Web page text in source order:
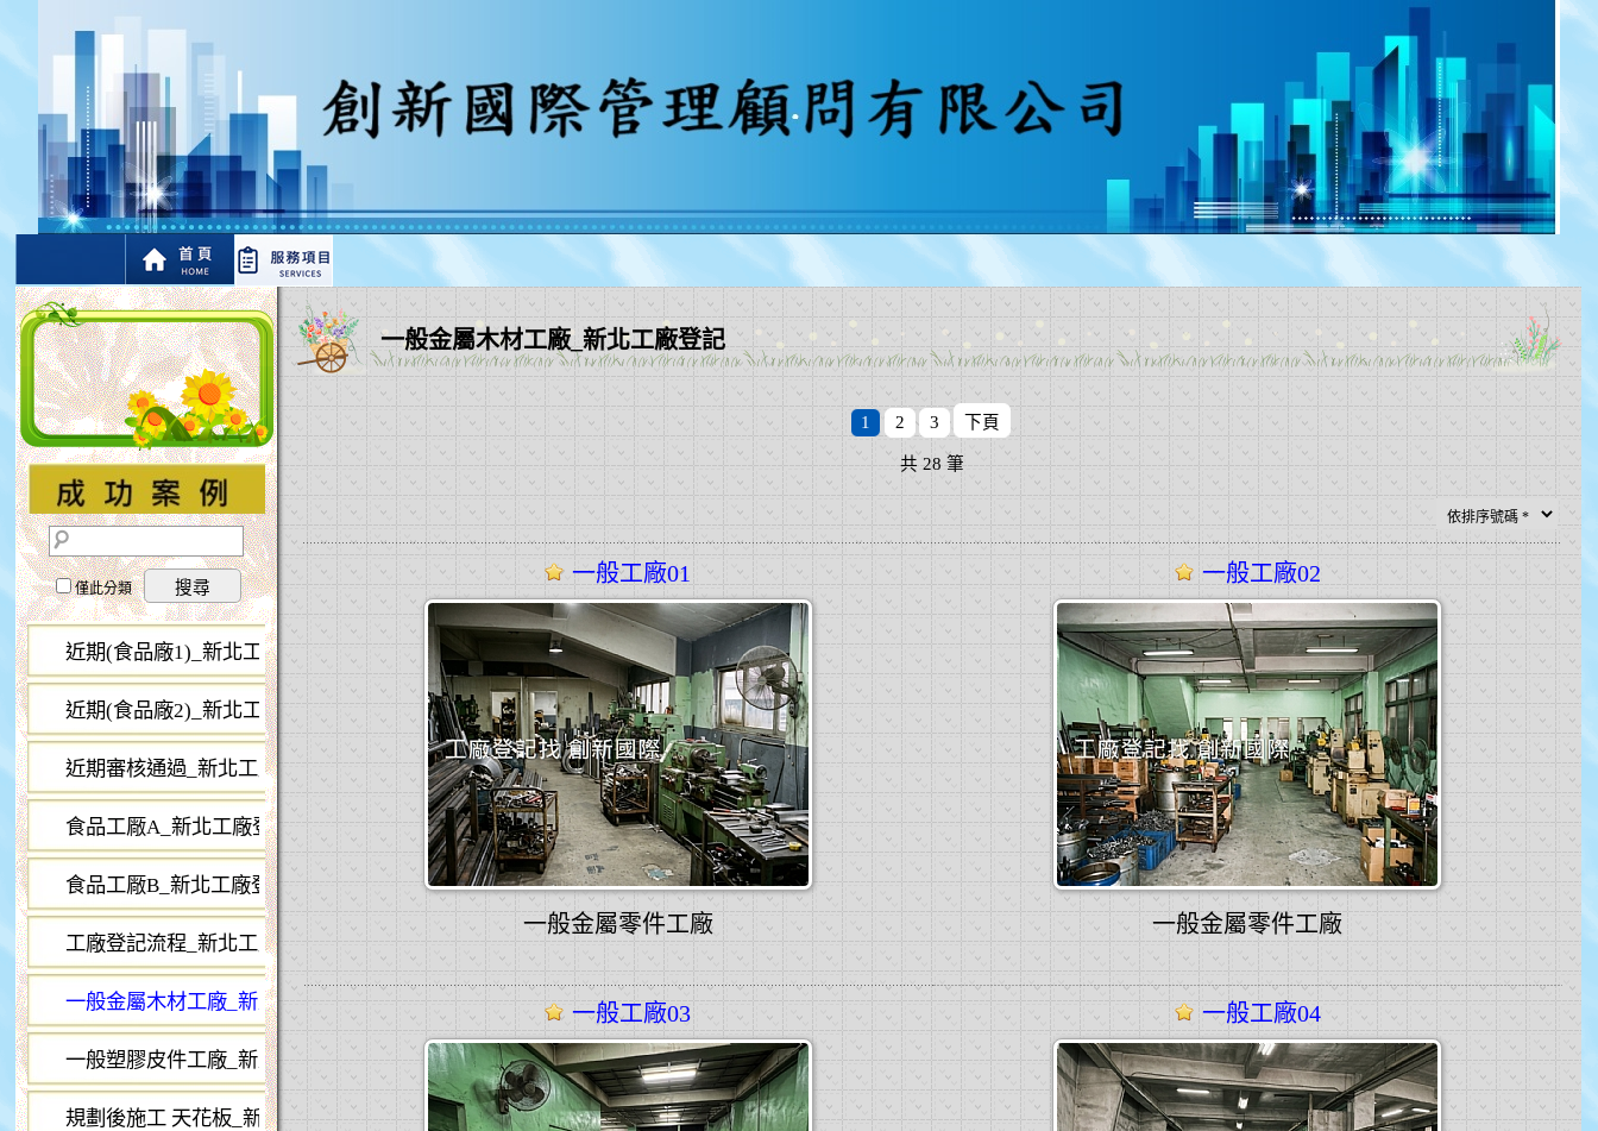
僅此分類 搜尋
近期(食品廠1)_新北工廠登記 已通過
近期(食品廠2)_新北工廠登記
近期審核通過_新北工廠登記
食品工厰A_新北工廠登記
食品工厰B_新北工廠登記
工廠登記流程_新北工廠登記
一般金屬木材工廠_新北工廠登記
一般塑膠皮件工廠_新北工廠登記
規劃後施工 天花板_新北工廠登記
一般金屬木材工廠_新北工廠登記
1 2 3 下頁
共 28筆
一般工廠01
一般金屬零件工廠
一般工廠02
一般金屬零件工廠
一般工廠03 一般工廠04